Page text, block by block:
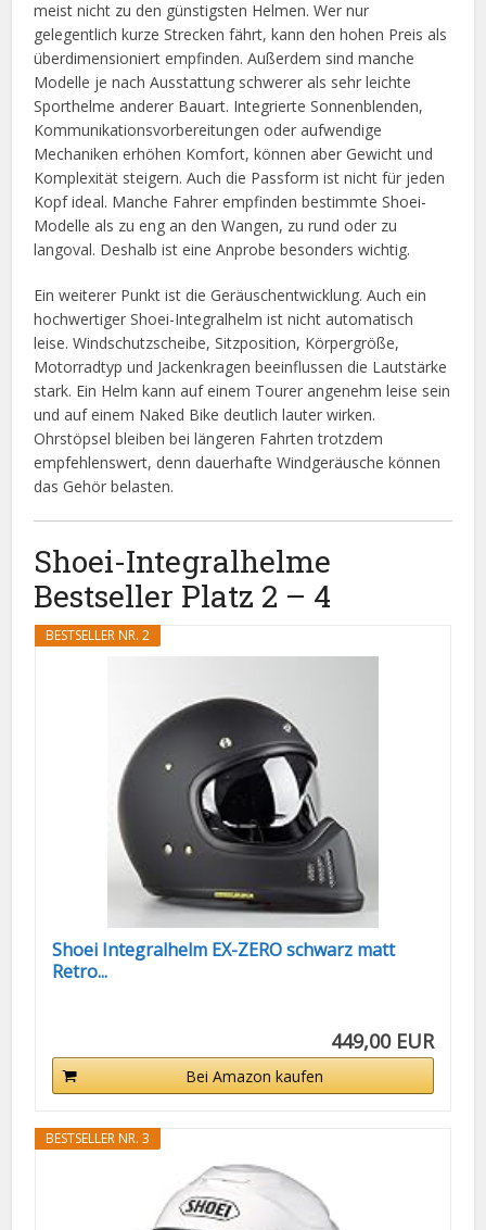
meist nicht zu den günstigsten Helmen. Wer nur
gelegentlich kurze Strecken fährt, kann den hohen Preis als
überdimensioniert empfinden. Außerdem sind manche
Modelle je nach Ausstattung schwerer als sehr leichte
Sporthelme anderer Bauart. Integrierte Sonnenblenden,
Kommunikationsvorbereitungen oder aufwendige
Mechaniken erhöhen Komfort, können aber Gewicht und
Komplexität steigern. Auch die Passform ist nicht für jeden
Kopf ideal. Manche Fahrer empfinden bestimmte Shoei-
Modelle als zu eng an den Wangen, zu rund oder zu
langoval. Deshalb ist eine Anprobe besonders wichtig.
Ein weiterer Punkt ist die Geräuschentwicklung. Auch ein
hochwertiger Shoei-Integralhelm ist nicht automatisch
leise. Windschutzscheibe, Sitzposition, Körpergröße,
Motorradtyp und Jackenkragen beeinflussen die Lautstärke
stark. Ein Helm kann auf einem Tourer angenehm leise sein
und auf einem Naked Bike deutlich lauter wirken.
Ohrstöpsel bleiben bei längeren Fahrten trotzdem
empfehlenswert, denn dauerhafte Windgeräusche können
das Gehör belasten.
Shoei-Integralhelme
Bestseller Platz 2 – 4
BESTSELLER NR. 2
Shoei Integralhelm EX-ZERO schwarz matt
Retro...
449,00 EUR
Bei Amazon kaufen
BESTSELLER NR. 3